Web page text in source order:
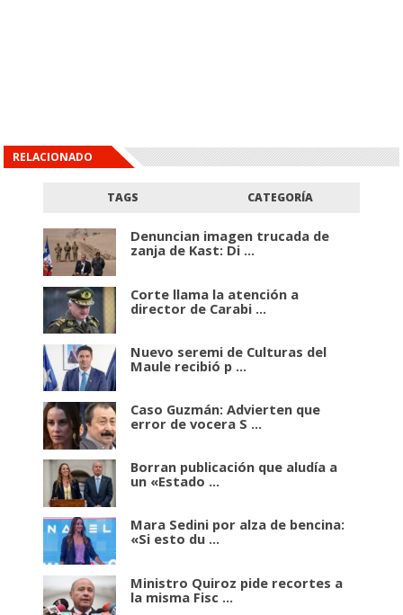
RELACIONADO
TAGS CATEGORÍA
Denuncian imagen trucada de
zanja de Kast: Di ...
Corte llama la atención a
director de Carabi ...
Nuevo seremi de Culturas del
Maule recibió p ...
Caso Guzmán: Advierten que
error de vocera S ...
Borran publicación que aludía a
un «Estado ...
Mara Sedini por alza de bencina:
«Si esto du ...
Ministro Quiroz pide recortes a
la misma Fisc ...